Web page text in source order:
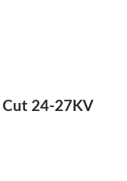
Cut 24-27KV